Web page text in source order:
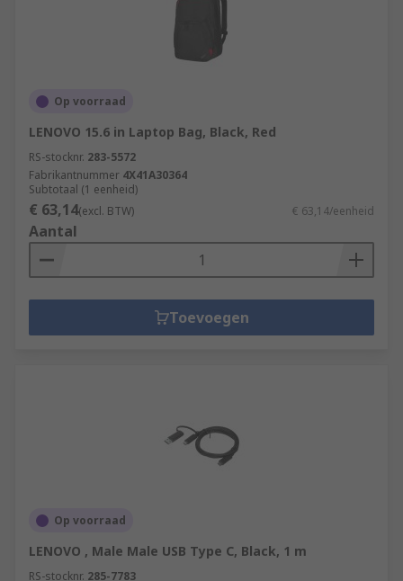
Op voorraad
LENOVO 15.6 in Laptop Bag, Black, Red
RS-stocknr. 283-5572
Fabrikantnummer 4X41A30364
Subtotaal (1 eenheid)
€ 63,14(excl. BTW) € 63,14/eenheid
Aantal
Toevoegen
Op voorraad
LENOVO , Male Male USB Type C, Black, 1 m
RS-stocknr. 285-7783